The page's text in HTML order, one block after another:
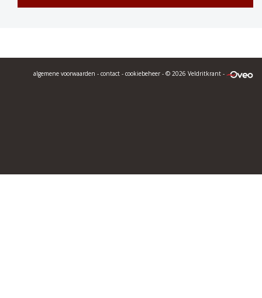
algemene voorwaarden - contact - cookiebeheer - © 2026 Veldritkrant -